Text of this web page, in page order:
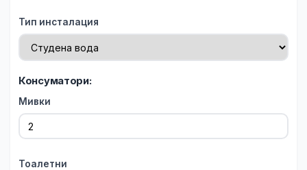
Тип инсталация
Консуматори:
Мивки
Тоалетни